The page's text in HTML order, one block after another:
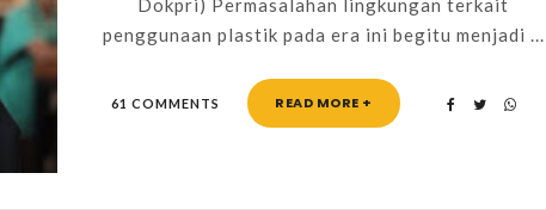
Dokpri) Permasalahan lingkungan terkait
penggunaan plastik pada era ini begitu menjadi ...
61 COMMENTS READ MORE +